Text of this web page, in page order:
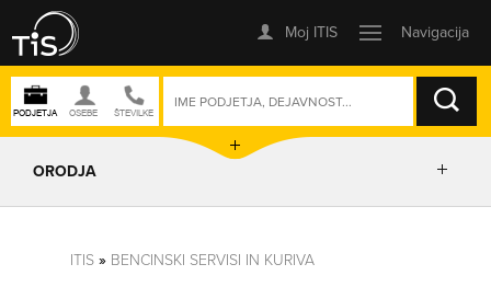
ISKANJE
ORODJA
ITIS » BENCINSKI SERVISI IN KURIVA